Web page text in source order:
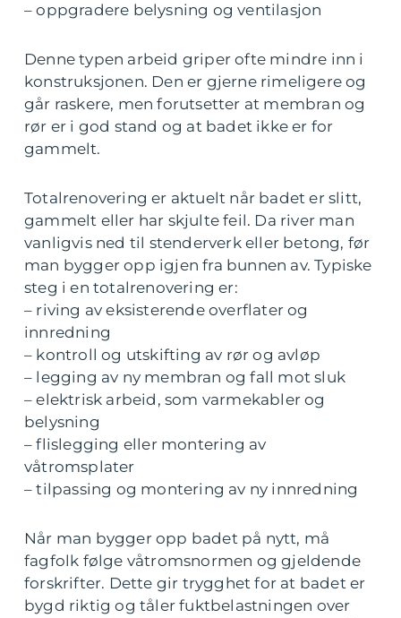
– oppgradere belysning og ventilasjon
Denne typen arbeid griper ofte mindre inn i
konstruksjonen. Den er gjerne rimeligere og
går raskere, men forutsetter at membran og
rør er i god stand og at badet ikke er for
gammelt.
Totalrenovering er aktuelt når badet er slitt,
gammelt eller har skjulte feil. Da river man
vanligvis ned til stenderverk eller betong, før
man bygger opp igjen fra bunnen av. Typiske
steg i en totalrenovering er:
– riving av eksisterende overflater og
innredning
– kontroll og utskifting av rør og avløp
– legging av ny membran og fall mot sluk
– elektrisk arbeid, som varmekabler og
belysning
– flislegging eller montering av
våtromsplater
– tilpassing og montering av ny innredning
Når man bygger opp badet på nytt, må
fagfolk følge våtromsnormen og gjeldende
forskrifter. Dette gir trygghet for at badet er
bygd riktig og tåler fuktbelastningen over